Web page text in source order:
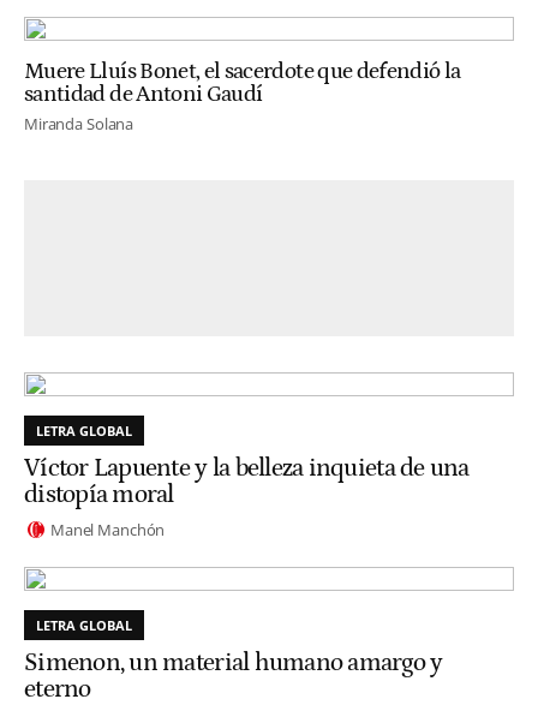
Muere Lluís Bonet, el sacerdote que defendió la
santidad de Antoni Gaudí
Miranda Solana
LETRA GLOBAL
Víctor Lapuente y la belleza inquieta de una
distopía moral
Manel Manchón
LETRA GLOBAL
Simenon, un material humano amargo y
eterno